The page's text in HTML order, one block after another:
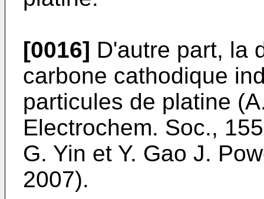
[0016] D'autre part, la
carbone cathodique
particules de platine (
Electrochem. Soc.,
G. Yin et Y. Gao J.
2007).